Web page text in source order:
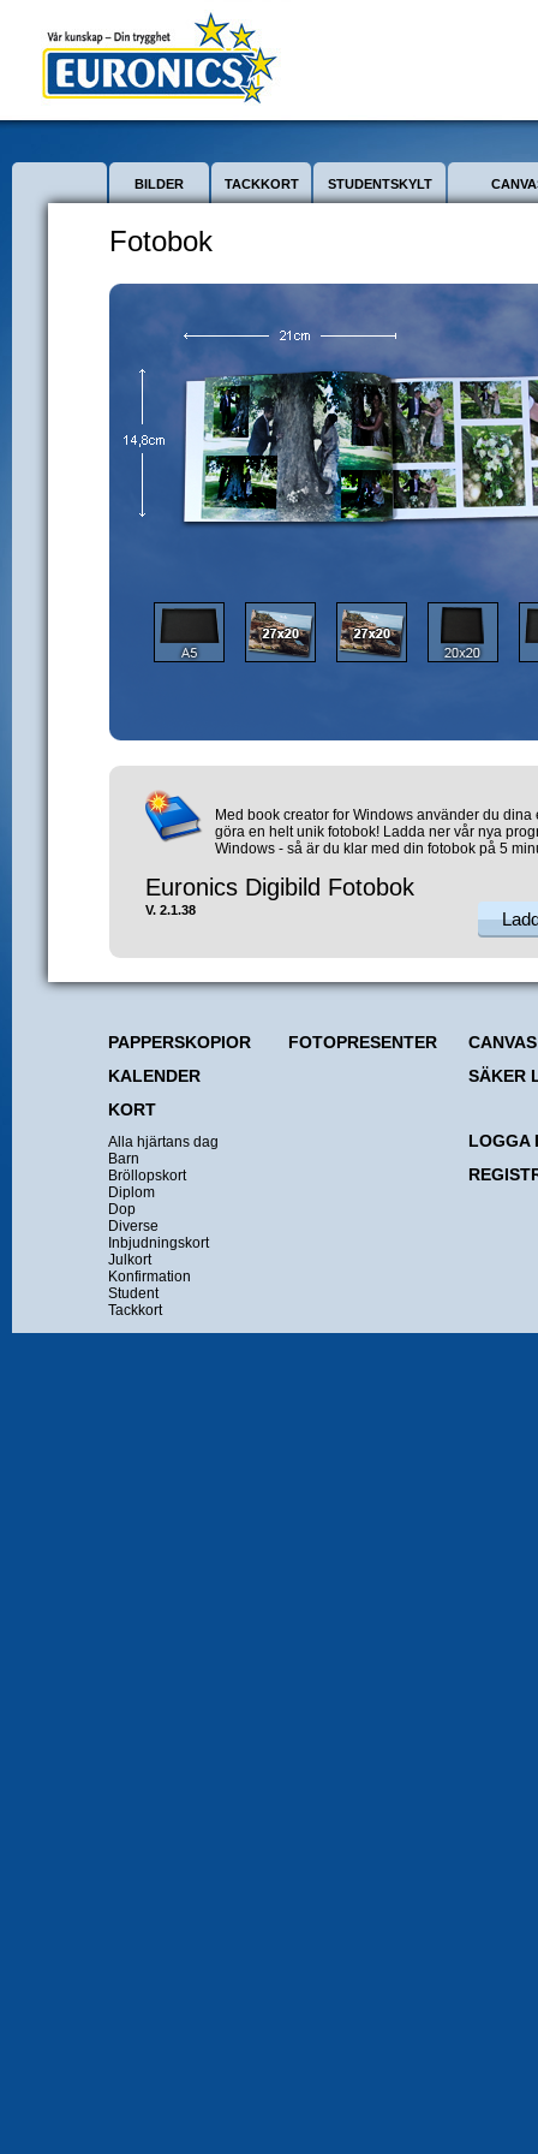
BILDER TACKKORT STUDENTSKYLT
Fotobok
Med book creator for Windows använder du dina
göra en helt unik fotobok! Ladda ner vår nya
Windows - så är du klar med din fotobok på 5
Euronics Digibild Fotobok
V. 2.1.38
PAPPERSKOPIOR
KALENDER
KORT
Alla hjärtans dag
Barn
Bröllopskort
Diplom
Dop
Diverse
Inbjudningskort
Julkort
Konfirmation
Student
Tackkort
FOTOPRESENTER
CANVAS
SÄKER
LOGGA